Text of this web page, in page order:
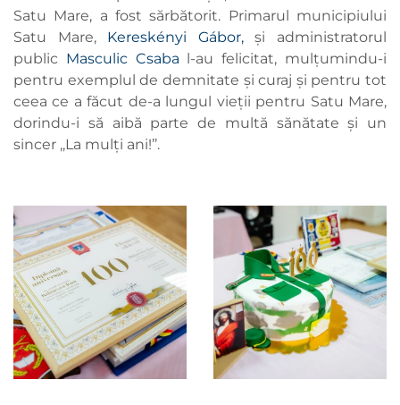
Satu Mare, a fost sărbătorit. Primarul municipiului
Satu Mare, Kereskényi Gábor,și administratorul
public Masculic Csaba l-au felicitat, mulțumindu-i
pentru exemplul de demnitate și curaj și pentru tot
ceea ce a făcut de-a lungul vieții pentru Satu Mare,
dorindu-i să aibă parte de multă sănătate și un
sincer ,,La mulți ani!’’.